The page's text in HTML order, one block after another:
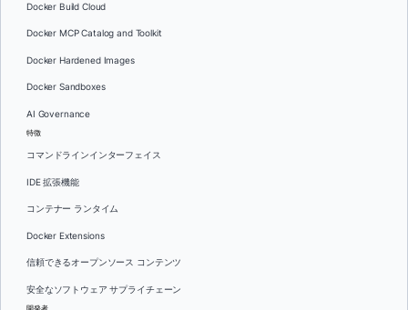
Docker Build Cloud
Docker MCP Catalog and Toolkit
Docker Hardened Images
Docker Sandboxes
AI Governance
特徴
コマンドラインインターフェイス
IDE 拡張機能
コンテナー ランタイム
Docker Extensions
信頼できるオープンソース コンテンツ
安全なソフトウェア サプライチェーン
開発者